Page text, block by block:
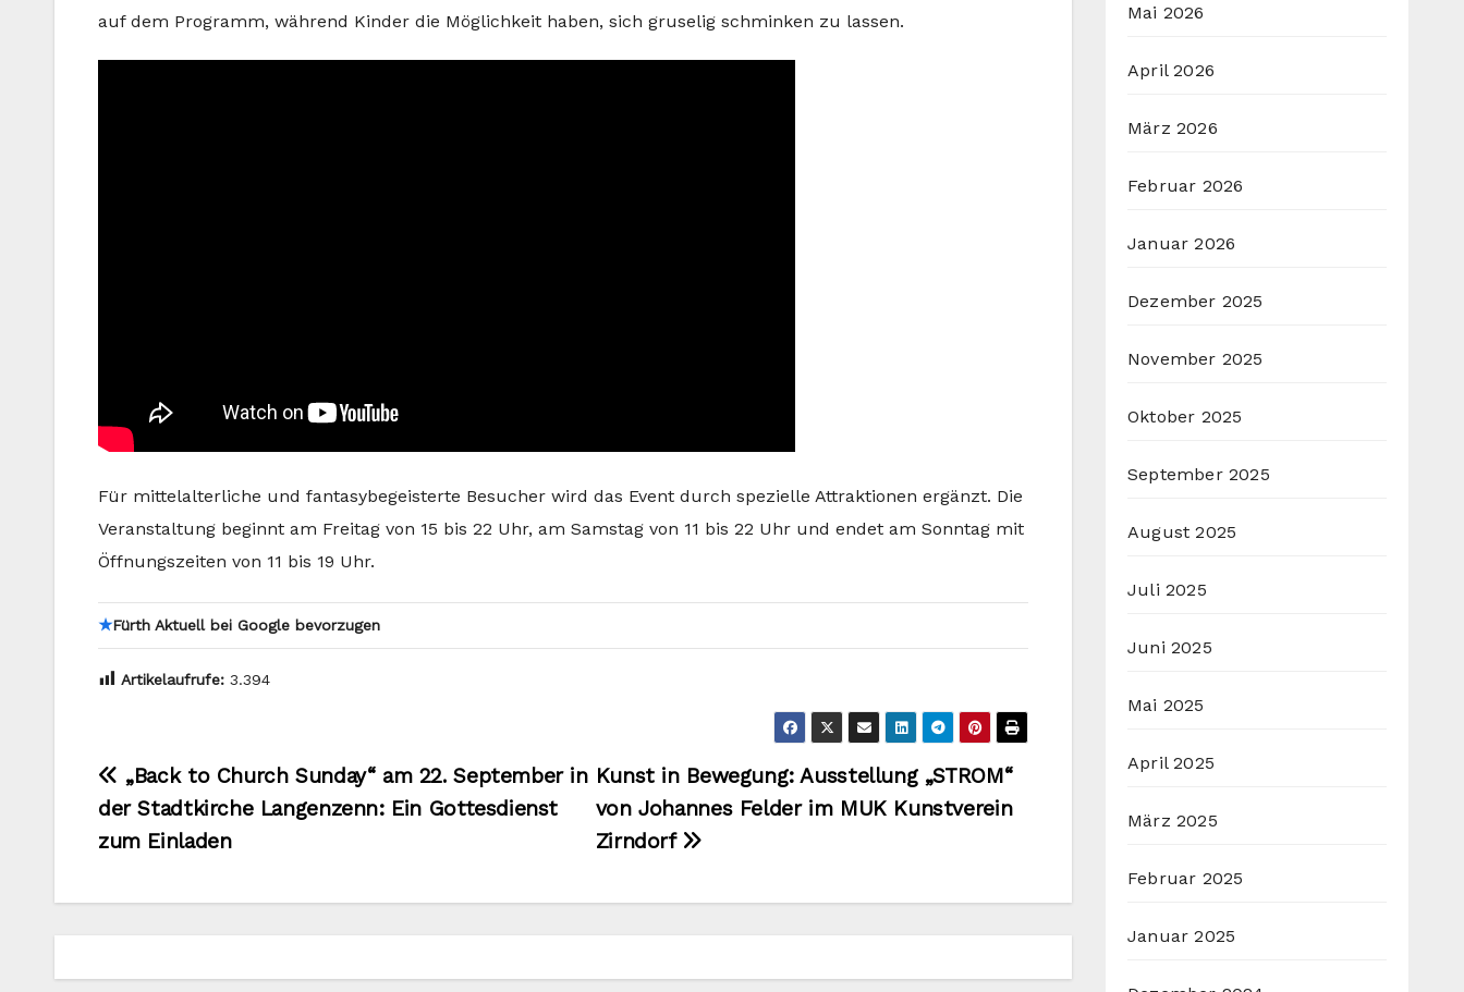
auf dem Programm, während Kinder die Möglichkeit haben, sich gruselig schminken zu lassen.
Für mittelalterliche und fantasybegeisterte Besucher wird das Event durch spezielle Attraktionen ergänzt. Die
Veranstaltung beginnt am Freitag von 15 bis 22 Uhr, am Samstag von 11 bis 22 Uhr und endet am Sonntag mit
Öffnungszeiten von 11 bis 19 Uhr.
★Fürth Aktuell bei Google bevorzugen
Artikelaufrufe: 3.394
Beitragsnavigation
Kunst in Bewegung: Ausstellung „STROM“
von Johannes Felder im MUK Kunstverein
Zirndorf
„Back to Church Sunday“ am 22. September in
der Stadtkirche Langenzenn: Ein Gottesdienst
zum Einladen
Mai 2026
April 2026
März 2026
Februar 2026
Januar 2026
Dezember 2025
November 2025
Oktober 2025
September 2025
August 2025
Juli 2025
Juni 2025
Mai 2025
April 2025
März 2025
Februar 2025
Januar 2025